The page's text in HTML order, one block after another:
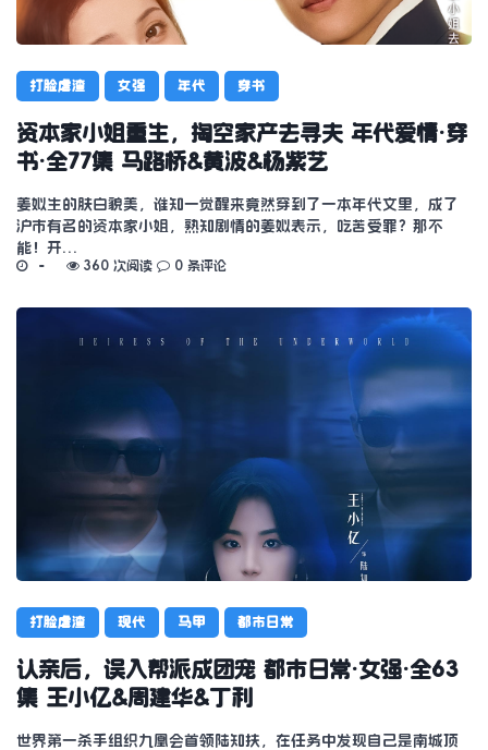
打脸虐渣 女强 年代 穿书
资本家小姐重生，掏空家产去寻夫 年代爱情·穿
书·全77集 马路桥&黄波&杨紫艺
姜姒生的肤白貌美，谁知一觉醒来竟然穿到了一本年代文里，成了
沪市有名的资本家小姐，熟知剧情的姜姒表示，吃苦受罪？那不
能！开…
360 次阅读 0 条评论
打脸虐渣 现代 马甲 都市日常
认亲后，误入帮派成团宠 都市日常·女强·全63
集 王小亿&周建华&丁利
世界第一杀手组织九凰会首领陆知扶，在任务中发现自己是南城顶